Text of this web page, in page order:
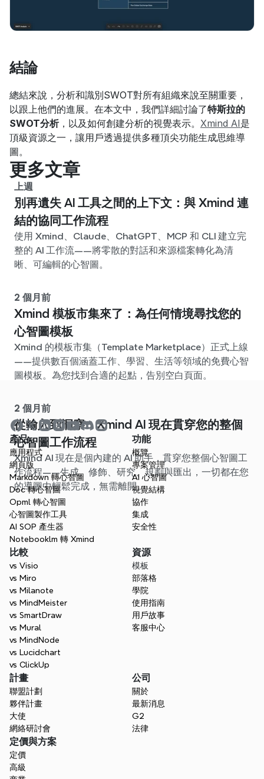
結論
總結來說，分析和識別SWOT對所有組織來說至關重要，
以跟上他們的進展。在本文中，我們詳細討論了特斯拉的
SWOT分析，以及如何創建分析的視覺表示。 Xmind AI是
頂級資源之一，讓用戶透過提供多種頂尖功能生成思維導
圖。
更多文章
上週
別再遺失 AI 工具之間的上下文：與 Xmind 連
結的協同工作流程
使用 Xmind、Claude、ChatGPT、MCP 和 CLI 建立完
整的 AI 工作流——將零散的對話和來源檔案轉化為清
晰、可編輯的心智圖。
2 個月前
Xmind 模板市集來了：為任何情境尋找您的
心智圖模板
Xmind 的模板市集（Template Marketplace）正式上線
——提供數百個涵蓋工作、學習、生活等領域的免費心智
圖模板。為您找到合適的起點，告別空白頁面。
2 個月前
從輸入到洞察：Xmind AI 現在貫穿您的整個
心智圖工作流程
Xmind AI 現在是個內建的 AI 助手，貫穿您整個心智圖工
作流程——生成、修飾、研究、規劃與匯出，一切都在您
的導圖中輕鬆完成，無需離開。
產品
應用程式
網頁版
Markdown 轉心智圖
Doc 轉心智圖
Opml 轉心智圖
心智圖製作工具
AI SOP 產生器
Notebooklm 轉 Xmind
功能
概覽
專案管理
AI 心智圖
視覺結構
協作
集成
安全性
比較
vs Visio
vs Miro
vs Milanote
vs MindMeister
vs SmartDraw
vs Mural
vs MindNode
vs Lucidchart
vs ClickUp
資源
模板
部落格
學院
使用指南
用戶故事
客服中心
計畫
聯盟計劃
夥伴計畫
大使
網絡研討會
公司
關於
最新消息
G2
法律
定價與方案
定價
高級